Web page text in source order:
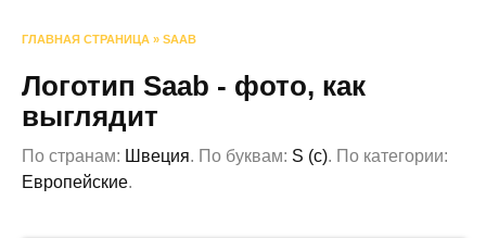
ГЛАВНАЯ СТРАНИЦА » SAAB
Логотип Saab - фото, как
выглядит
По странам: Швеция. По буквам: S (с). По категории:
Европейские.